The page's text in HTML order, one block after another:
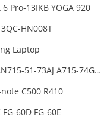
6 Pro-13IKB YOGA 920
HN008T
Laptop
ADP-135NB B voor Acer Nitro 7 AN715-51-73AJ A715-74G-52B0 Notebook
C500 R410
60D FG-60E